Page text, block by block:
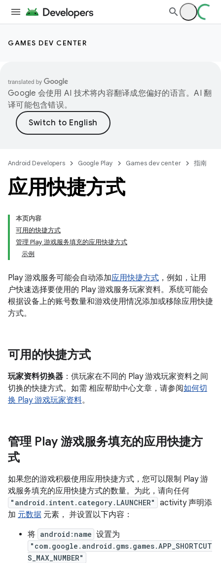
GAMES DEV CENTER
Google 会使用 AI 技术将内容翻译成您偏好的语言。AI 翻
译可能包含错误。
Android Developers Google Play Games dev center 指南
应用快捷方式
本页内容
可用的快捷方式
管理 Play 游戏服务填充的应用快捷方式
示例
Play 游戏服务可能会自动添加应用快捷方式 ，例如，让用
户快速选择要使用的 Play 游戏服务玩家资料。系统可能会
根据设备上的账号数量和游戏使用情况添加或移除应用快捷
方式。
可用的快捷方式
玩家资料切换器 ：供玩家在不同的 Play 游戏玩家资料之间
切换的快捷方式。如需 相应帮助中心文章，请参阅如何切
换 Play 游戏玩家资料。
管理 Play 游戏服务填充的应用快捷方
式
如果您的游戏积极使用应用快捷方式，您可以限制 Play 游
戏服务填充的应用快捷方式的数量。为此，请向任何
"android.intent.category.LAUNCHER"
activity 声明添
加 元数据 元素， 并设置以下内容：
将 android:name 设置为
"com.google.android.gms.games.APP_SHORTCUT
S_MAX_NUMBER"